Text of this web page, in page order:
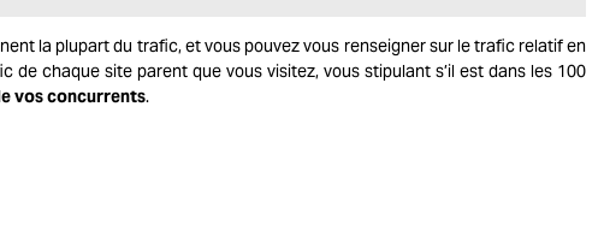
la plupart du trafic, et vous pouvez vous renseigner sur le trafic relatif en
chaque site parent que vous visitez, vous stipulant s’il est dans les 100
vos concurrents.